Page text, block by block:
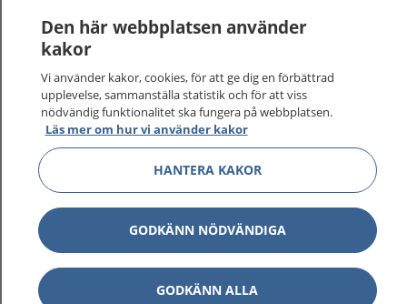
Den här webbplatsen använder
kakor
Vi använder kakor, cookies, för att ge dig en förbättrad
upplevelse, sammanställa statistik och för att viss
nödvändig funktionalitet ska fungera på webbplatsen.
Läs mer om hur vi använder kakor
HANTERA KAKOR
GODKÄNN NÖDVÄNDIGA
GODKÄNN ALLA